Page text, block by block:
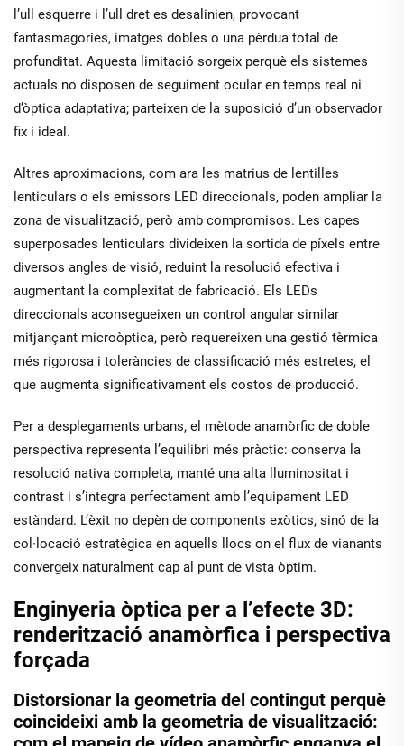
l’ull esquerre i l’ull dret es desalinien, provocant
fantasmagories, imatges dobles o una pèrdua total de
profunditat. Aquesta limitació sorgeix perquè els sistemes
actuals no disposen de seguiment ocular en temps real ni
d’òptica adaptativa; parteixen de la suposició d’un observador
fix i ideal.
Altres aproximacions, com ara les matrius de lentilles
lenticulars o els emissors LED direccionals, poden ampliar la
zona de visualització, però amb compromisos. Les capes
superposades lenticulars divideixen la sortida de píxels entre
diversos angles de visió, reduint la resolució efectiva i
augmentant la complexitat de fabricació. Els LEDs
direccionals aconsegueixen un control angular similar
mitjançant microòptica, però requereixen una gestió tèrmica
més rigorosa i toleràncies de classificació més estretes, el
que augmenta significativament els costos de producció.
Per a desplegaments urbans, el mètode anamòrfic de doble
perspectiva representa l’equilibri més pràctic: conserva la
resolució nativa completa, manté una alta lluminositat i
contrast i s’integra perfectament amb l’equipament LED
estàndard. L’èxit no depèn de components exòtics, sinó de la
col·locació estratègica en aquells llocs on el flux de vianants
convergeix naturalment cap al punt de vista òptim.
Enginyeria òptica per a l’efecte 3D:
renderització anamòrfica i perspectiva
forçada
Distorsionar la geometria del contingut perquè
coincideixi amb la geometria de visualització: